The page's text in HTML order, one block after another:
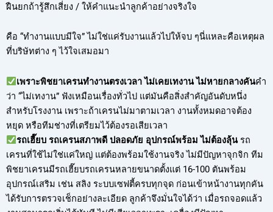
ฝืนยกถ้ารู้สึกเสี่ยง / ให้คำแนะนำลูกค้าอย่างจริงใจ
คือ “ทำงานแบบมีใจ” ไม่ใช่แค่รับงานแล้วไปให้จบ ๆนี่แหละคือเหตุผล
ที่บริษัทต่าง ๆ ไว้ใจเสมอมา
เพราะพิชยาเครนทำงานตรงเวลา ไม่เคยเทงาน ไม่หายกลางคันคำ
ว่า “ไม่เทงาน” ฟังเหมือนเรื่องทั่วไป แต่มันคือสิ่งสำคัญอันดับหนึ่ง
สำหรับโรงงาน เพราะถ้าเครนไม่มาตามเวลา งานทั้งหมดอาจต้อง
หยุด หรือทีมช่างที่เตรียมไว้ต้องรอเสียเวลา
รถเฮี๊ยบ รถเครนสภาพดี ปลอดภัย อุปกรณ์พร้อม ไม่ต้องลุ้นรถ
เครนที่ใช้ไม่ใช่แค่ใหญ่ แต่ต้องพร้อมใช้งานจริง ไม่มีปัญหาจุกจิก ทีม
พิชยาเครนมีรถเฮี๊ยบรถเครนหลายขนาดตั้งแต่ 16-100 ตันพร้อม
อุปกรณ์เสริม เช่น สลิง ระบบเซฟตี้ครบทุกจุด ก่อนเข้าหน้างานทุกคัน
ได้รับการตรวจเช็กอย่างละเอียด ลูกค้าจึงมั่นใจได้ว่า เมื่อรถจอดแล้ว